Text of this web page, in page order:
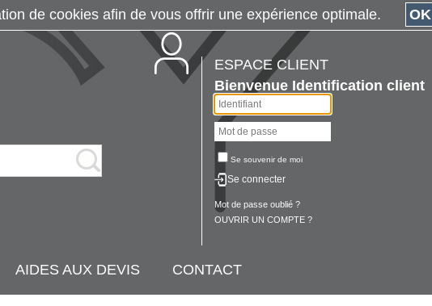
ESPACE CLIENT
Bienvenue Identification client
Se souvenir de moi
Se connecter
Mot de passe oublié ?
OUVRIR UN COMPTE ?
AIDES AUX DEVIS CONTACT
de cookies afin de vous offrir une expérience optimale. OK